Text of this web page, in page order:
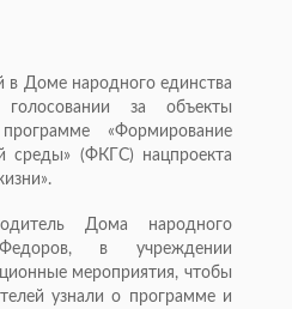
в Доме народного единства
за объекты
«Формирование
среды» (ФКГС) нацпроекта
Дома народного
в учреждении
мероприятия, чтобы
узнали о программе и